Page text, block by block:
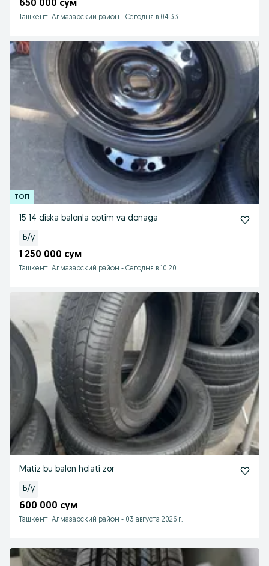
650 000 сум
Ташкент, Алмазарский район - Сегодня в 04:33
15 14 diska balonla optim va donaga
Б/у
1 250 000 сум
Ташкент, Алмазарский район - Сегодня в 10:20
Matiz bu balon holati zor
Б/у
600 000 сум
Ташкент, Алмазарский район - 03 августа 2026 г.